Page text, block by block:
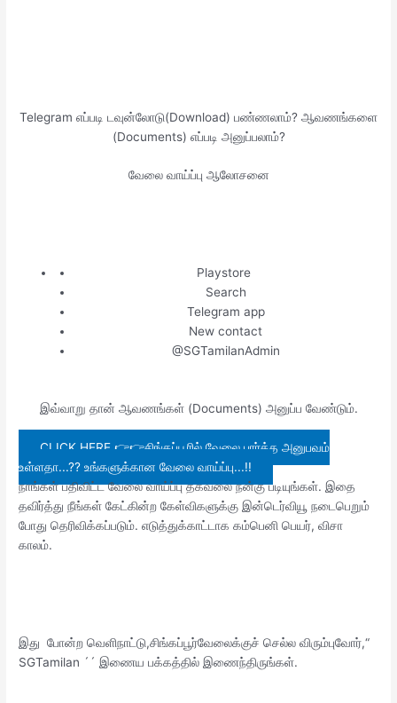
Telegram எப்படி டவுன்லோடு(Download) பண்ணலாம்? ஆவணங்களை
(Documents) எப்படி அனுப்பலாம்?
வேலை வாய்ப்பு ஆலோசனை
Playstore
Search
Telegram app
New contact
@SGTamilanAdmin
இவ்வாறு தான் ஆவணங்கள் (Documents) அனுப்ப வேண்டும்.
CLICK HERE 👉👉சிங்கப்பூரில் வேலை பார்த்த அனுபவம்
உள்ளதா...?? உங்களுக்கான வேலை வாய்ப்பு...!!
நாங்கள் பதிவிட்ட வேலை வாய்ப்பு தகவலை நன்கு படியுங்கள். இதை
தவிர்த்து நீங்கள் கேட்கின்ற கேள்விகளுக்கு இன்டெர்வியூ நடைபெறும்
போது தெரிவிக்கப்படும். எடுத்துக்காட்டாக கம்பெனி பெயர், விசா
காலம்.
இது போன்ற வெளிநாட்டு,சிங்கப்பூர்வேலைக்குச் செல்ல விரும்புவோர்,“
SGTamilan ´´ இணைய பக்கத்தில் இணைந்திருங்கள்.